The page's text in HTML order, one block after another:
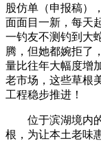
股仿单（申报稿）
面面目一新，每天
一钓友不测钓到大
腾，但她都婉拒了
量比往年大幅度增
老市场，这些草根
工程稳步推进！
位于滨湖境内的
根，为让本土老味